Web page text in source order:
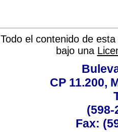
Todo el contenido de
bajo una
CP 11.200,
(598-
Fax: